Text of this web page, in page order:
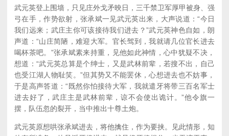
武元英登上围墙，只见庄外戈矛映日，三千禁卫军厚甲被身、强
弓在手，作势欲射，张承斌一见武元英出来，大声说道：“今日
我们远来；武庄主你可该接待我们进去？”武元英神色自如，朗
声道：“山庄简陋，难迎大军。官长驾到，我就请几位官长进去
喝杯茶吧。”张承斌素来持重，见他如此神情，心中犹疑不决，
想道：“武元英总算是个绅士，又是武林前辈，若搜不出，自己
也受江湖人物耻笑。”但其势又不能罢休，心想进去也不妨事，
于是高声答道：“既然你怕接待大军，我就遣牙将带三百名军士
进去好了，武庄主是武林前辈，谅不会使出诡计。”他令旗一
摆，队伍忽的裂开，当中推出十尊土炮。
武元英原想哄张承斌进去，将他擒住，作为要挟。见此情形，知